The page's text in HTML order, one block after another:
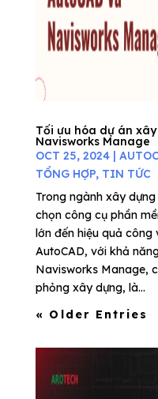
Tối ưu hóa dự án
Navisworks Manage
OCT 25, 2024|
TỔNG HỢP, TIN TỨC
Trong ngành xây
chọn công cụ phần
lớn đến hiệu quả công
AutoCAD, với khả
Navisworks Manage,
phỏng xây dựng, là...
« Older Entries